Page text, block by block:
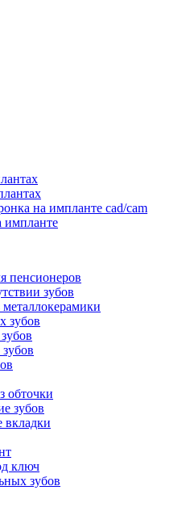
на импланте cad/cam
импланте
пенсионеров
зубов
зубов
обточки
зубов
вкладки
ключ
зубов